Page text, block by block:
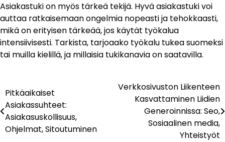
Asiakastuki on myös tärkeä tekijä. Hyvä asiakastuki voi
auttaa ratkaisemaan ongelmia nopeasti ja tehokkaasti,
mikä on erityisen tärkeää, jos käytät työkalua
intensiivisesti. Tarkista, tarjoaako työkalu tukea suomeksi
tai muilla kielillä, ja millaisia tukikanavia on saatavilla.
Post
navigation
Pitkäaikaiset
Asiakassuhteet:
Asiakasuskollisuus,
Ohjelmat, Sitoutuminen
Verkkosivuston Liikenteen
Kasvattaminen Liidien
Generoinnissa: Seo,
Sosiaalinen media,
Yhteistyöt